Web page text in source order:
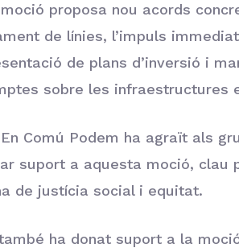
proposa nou acords
de línies, l’impuls
de plans d’inversió i
sobre les infraestructures
Comú Podem ha agraït als
suport a aquesta moció, clau
de justícia social i equitat.
ha donat suport a la